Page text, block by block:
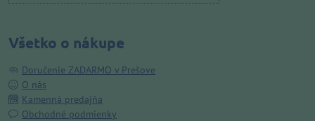
Všetko o nákupe
Doručenie ZADARMO v Prešove
O nás
Kamenná predajňa
Obchodné podmienky